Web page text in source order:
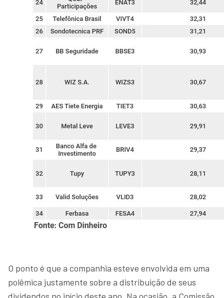
O ponto é que a companhia esteve envolvida em uma
polêmica justamente sobre a distribuição de seus